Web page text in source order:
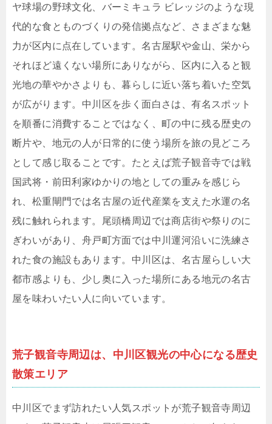
ヤ球場の野球文化、バーミキュラ ビレッジのような現
代的な食とものづくりの発信拠点など、さまざまな魅
力が区内に点在しています。名古屋駅や金山、栄から
それほど遠くない場所にありながら、区内に入ると観
光地の華やかさよりも、暮らしに近い落ち着いた空気
が広がります。中川区を歩く面白さは、有名スポット
を順番に消費することではなく、町の中に残る歴史の
断片や、地元の人が日常的に使う場所を旅の見どころ
として感じ取ることです。たとえば荒子観音寺では戦
国武将・前田利家ゆかりの地としての重みを感じら
れ、松重閘門では名古屋の近代産業を支えた水運の名
残に触れられます。尾頭橋周辺では商店街や祭りのに
ぎわいがあり、舟戸町方面では中川運河沿いに洗練さ
れた食の施設もあります。中川区は、名古屋らしい大
都市感よりも、少し奥に入った場所にある地元の名古
屋を味わいたい人に向いています。
荒子観音寺周辺は、中川区観光の中心になる歴史
散策エリア
中川区でまず訪れたい人気スポットが荒子観音寺周辺